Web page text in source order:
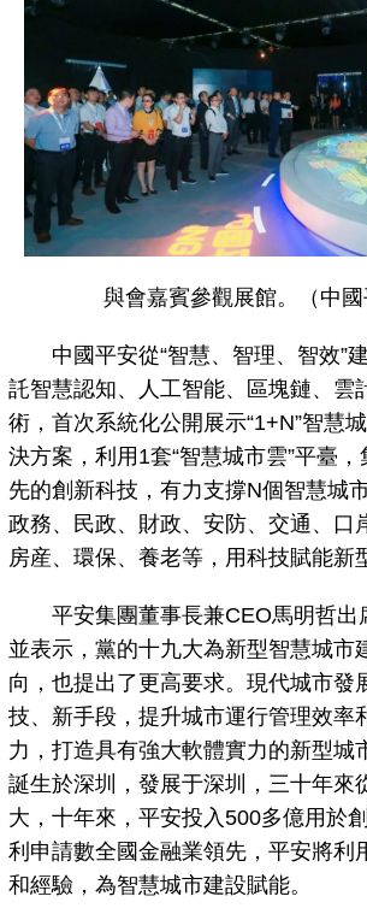
與會嘉賓參觀展館。（中國
中國平安從“智慧、智理、智效”
託智慧認知、人工智能、區塊鏈、雲
術，首次系統化公開展示“1+N”智慧
決方案，利用1套“智慧城市雲”平臺
先的創新科技，有力支撐N個智慧城
政務、民政、財政、安防、交通、口
房産、環保、養老等，用科技賦能新
平安集團董事長兼CEO馬明哲出
並表示，黨的十九大為新型智慧城市
向，也提出了更高要求。現代城市發
技、新手段，提升城市運行管理效率
力，打造具有強大軟體實力的新型城
誕生於深圳，發展于深圳，三十年來
大，十年來，平安投入500多億用於
利申請數全國金融業領先，平安將利
和經驗，為智慧城市建設賦能。